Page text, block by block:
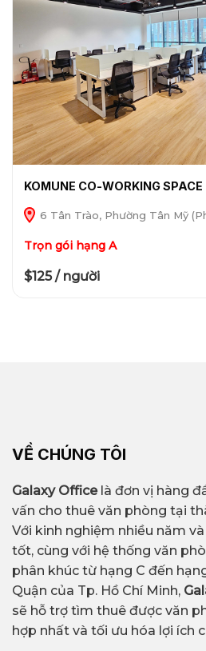
KOMUNE CO-WORKING SPACE
6 Tân Trào, Phường Tân Mỹ
Trọn gói hạng A
$125 / người
VỀ CHÚNG TÔI
Galaxy Officelà đơn vị hàng
vấn cho thuê văn phòng tại
Với kinh nghiệm nhiều năm
tốt, cùng với hệ thống văn
phân khúc từ hạng C đến
Quận của Tp. Hồ Chí Minh,
sẽ hỗ trợ tìm thuê được văn
hợp nhất và tối ưu hóa lợi ích